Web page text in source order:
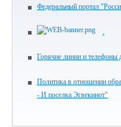
Федеральный портал
.
Горячие линии и телефоны
Политика в отношении
- И поселка Эгвекинот"